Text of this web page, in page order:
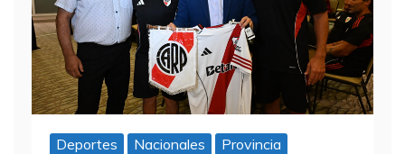
Deportes Nacionales Provincia